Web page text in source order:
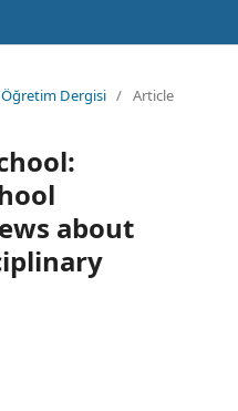
Öğretim Dergisi / Article
about